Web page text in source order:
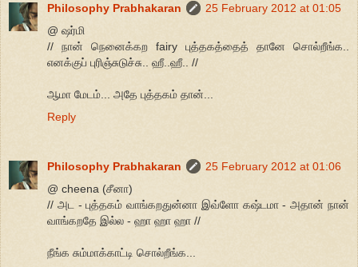
Philosophy Prabhakaran
25 February 2012 at 01:05
@ ஷர்மி
// நான் நெனைக்கற fairy புத்தகத்தைத் தானே சொல்றீங்க..
எனக்குப் புரிஞ்சுடுச்சு.. ஹீ..ஹீ.. //
ஆமா மேடம்... அதே புத்தகம் தான்...
Reply
Philosophy Prabhakaran
25 February 2012 at 01:06
@ cheena (சீனா)
// அட - புத்தகம் வாங்கறதுன்னா இவ்ளோ கஷ்டமா - அதான் நான்
வாங்கறதே இல்ல - ஹா ஹா ஹா //
நீங்க சும்மாக்காட்டி சொல்றீங்க...